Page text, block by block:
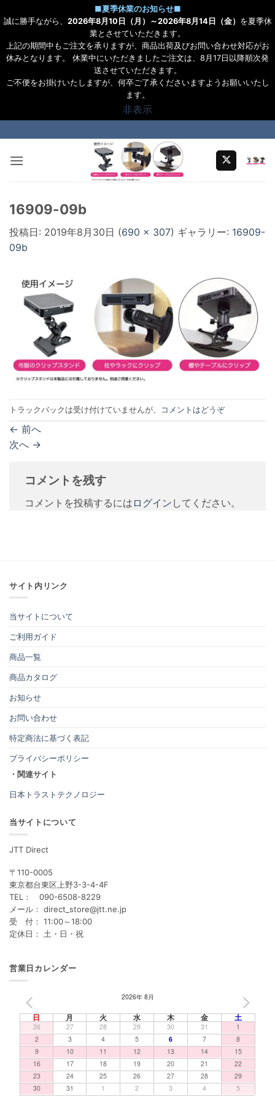
■夏季休業のお知らせ■
誠に勝手ながら、 2026年8月10日（月）～2026年8月14日（金） を夏季休
業とさせていただきます。
上記の期間中もご注文を承りますが、商品出荷及びお問い合わせ対応がお
休みとなります。 休業中にいただきましたご注文は、8月17日以降順次発
送させていただきます。
ご不便をお掛けいたしますが、何卒ご了承くださいますようお願いいたし
ます。
非表示
to
content
16909-09b
投稿日: 2019年8月30日 (690 × 307) ギャラリー: 16909-
09b
トラックバックは受け付けていませんが、 コメントはどうぞ
← 前へ
次へ →
コメントを残す
コメントを投稿するには ログイン してください。
サイト内リンク
当サイトについて
ご利用ガイド
商品一覧
商品カタログ
お知らせ
お問い合わせ
特定商法に基づく表記
プライバシーポリシー
・関連サイト
日本トラストテクノロジー
当サイトについて
JTT Direct
〒110-0005
東京都台東区上野3-3-4-4F
TEL： 090-6508-8229
メール： direct_store@jtt.ne.jp
受 付： 11:00～18:00
定休日： 土・日・祝
営業日カレンダー
2026年 8月
日 月 火 水 木 金 土
26 27 28 29 30 31
1
2
3 4 5 6 7
8
9
10 11 12 13 14
15
16
17 18 19 20 21
22
23
24 25 26 27 28
29
30
31 1 2 3 4 5